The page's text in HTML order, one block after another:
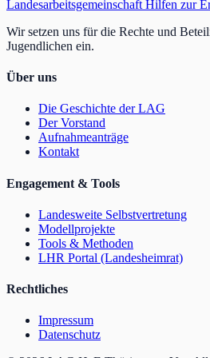
Landesarbeitsgemeinschaft Hilfen zur
Wir setzen uns für die Rechte und
Jugendlichen ein.
Über uns
Die Geschichte der LAG
Der Vorstand
Aufnahmeanträge
Kontakt
Engagement & Tools
Landesweite Selbstvertretung
Modellprojekte
Tools & Methoden
LHR Portal (Landesheimrat)
Rechtliches
Impressum
Datenschutz